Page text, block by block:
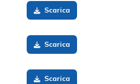
Scarica
Scarica
Scarica